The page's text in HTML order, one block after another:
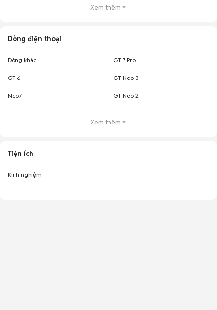
Xem thêm
Dòng điện thoại
Dòng khác GT 7 Pro
GT 6 GT Neo 3
Neo7 GT Neo 2
Xem thêm
Tiện ích
Kinh nghiệm